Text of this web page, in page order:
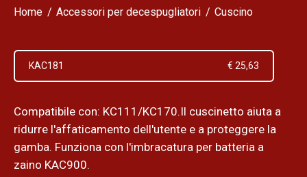
Home Accessori per decespugliatori Cuscino
KAC181 € 25,63
Compatibile con: KC111/KC170.Il cuscinetto aiuta a
ridurre l'affaticamento dell'utente e a proteggere la
gamba. Funziona con l'imbracatura per batteria a
zaino KAC900.